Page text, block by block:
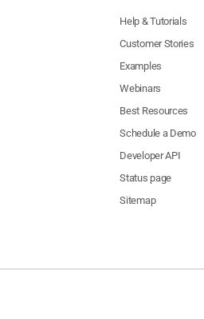
Help & Tutorials
Customer Stories
Examples
Webinars
Best Resources
Schedule a Demo
Developer API
Status page
Sitemap